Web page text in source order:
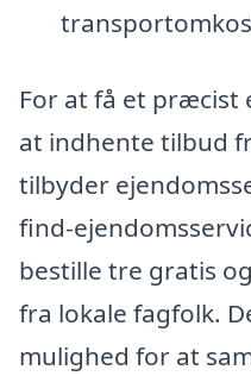
For at få et præcist
at indhente tilbud
tilbyder
find-
bestille tre gratis
fra lokale fagfolk.
mulighed for at